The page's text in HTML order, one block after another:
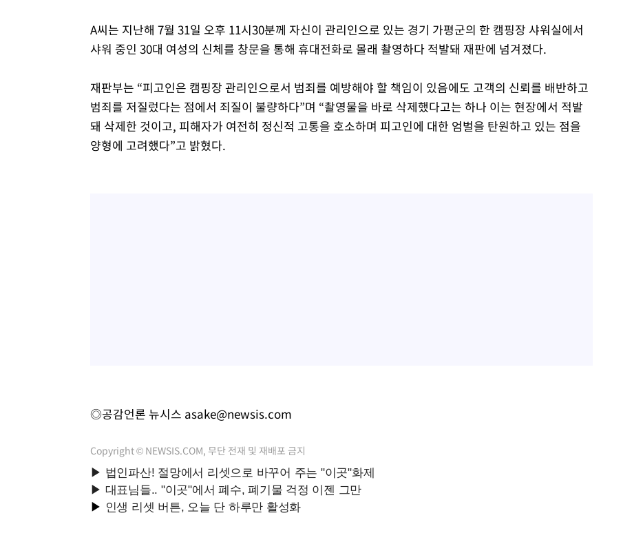
A씨는 지난해 7월 31일 오후 11시30분께 자신이 관리인으로 있는 경기 가평군의 한 캠핑장 샤워실에서
샤워 중인 30대 여성의 신체를 창문을 통해 휴대전화로 몰래 촬영하다 적발돼 재판에 넘겨졌다.
재판부는 “피고인은 캠핑장 관리인으로서 범죄를 예방해야 할 책임이 있음에도 고객의 신뢰를 배반하고
범죄를 저질렀다는 점에서 죄질이 불량하다”며 “촬영물을 바로 삭제했다고는 하나 이는 현장에서 적발
돼 삭제한 것이고, 피해자가 여전히 정신적 고통을 호소하며 피고인에 대한 엄벌을 탄원하고 있는 점을
양형에 고려했다”고 밝혔다.
◎공감언론 뉴시스 asake@newsis.com
Copyright © NEWSIS.COM, 무단 전재 및 재배포 금지